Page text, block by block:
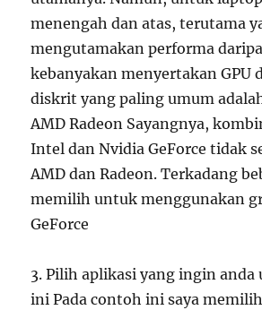
menengah dan atas, terutama
mengutamakan performa
kebanyakan menyertakan GPU
diskrit yang paling umum
AMD Radeon Sayangnya,
Intel dan Nvidia GeForce tidak
AMD dan Radeon. Terkadang
memilih untuk menggunakan
GeForce
3. Pilih aplikasi yang ingin
ini Pada contoh ini saya